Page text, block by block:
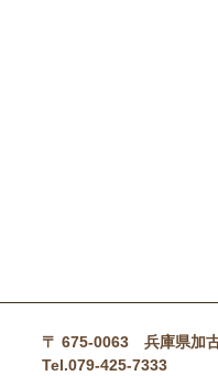
〒 675-0063 兵庫県加
Tel.079-425-7333